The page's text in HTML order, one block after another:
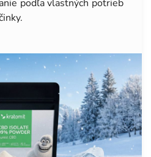
podľa vlastných potrieb